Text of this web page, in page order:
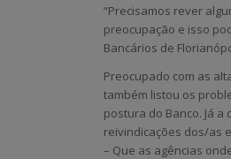
“Precisamos rever
preocupação e isso
Bancários de
Preocupado com as
também listou os
postura do Banco. Já
reivindicações dos/as
– Que as agências